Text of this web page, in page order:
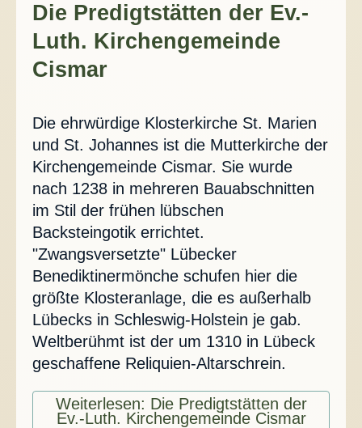
Die Predigtstätten der Ev.-
Luth. Kirchengemeinde
Cismar
Die ehrwürdige Klosterkirche St. Marien
und St. Johannes ist die Mutterkirche der
Kirchengemeinde Cismar. Sie wurde
nach 1238 in mehreren Bauabschnitten
im Stil der frühen lübschen
Backsteingotik errichtet.
"Zwangsversetzte" Lübecker
Benediktinermönche schufen hier die
größte Klosteranlage, die es außerhalb
Lübecks in Schleswig-Holstein je gab.
Weltberühmt ist der um 1310 in Lübeck
geschaffene Reliquien-Altarschrein.
Weiterlesen: Die Predigtstätten der
Ev.-Luth. Kirchengemeinde Cismar